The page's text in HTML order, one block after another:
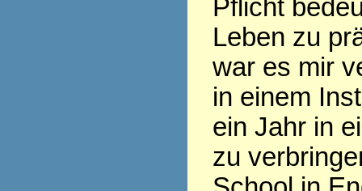
Pflicht
Leben zu
war es mir
in einem
ein Jahr in
zu